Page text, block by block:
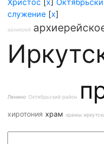
Христос [x]
служение [x]
архиерей
Ленино Октябрьский район
хиротония храм храмы